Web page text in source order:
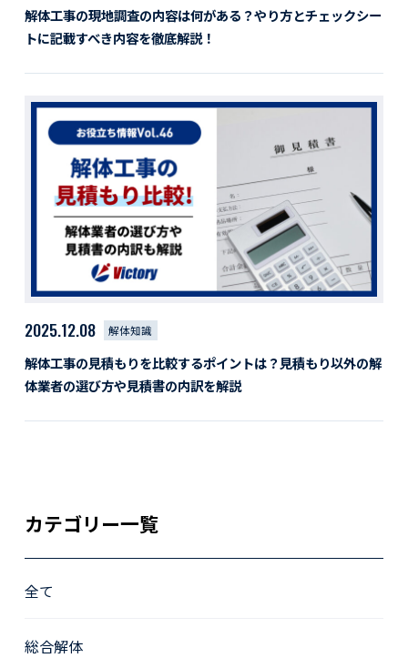
解体工事の現地調査の内容は何がある？やり方とチェックシー
トに記載すべき内容を徹底解説！
2025.12.08 解体知識
解体工事の見積もりを比較するポイントは？見積もり以外の解
体業者の選び方や見積書の内訳を解説
カテゴリー一覧
全て
総合解体